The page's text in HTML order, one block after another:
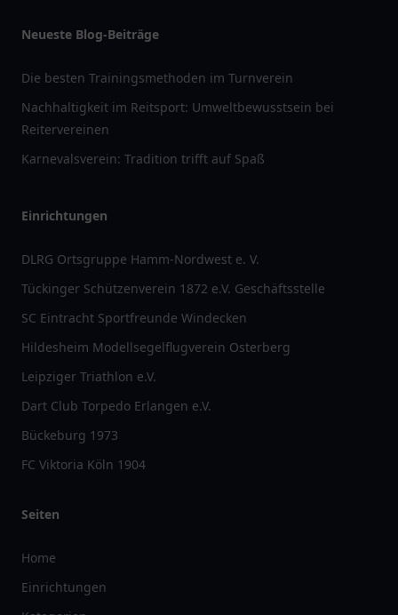
Neueste Blog-Beiträge
Die besten Trainingsmethoden im Turnverein
Nachhaltigkeit im Reitsport: Umweltbewusstsein bei
Reitervereinen
Karnevalsverein: Tradition trifft auf Spaß
Einrichtungen
DLRG Ortsgruppe Hamm-Nordwest e. V.
Tückinger Schützenverein 1872 e.V. Geschäftsstelle
SC Eintracht Sportfreunde Windecken
Hildesheim Modellsegelflugverein Osterberg
Leipziger Triathlon e.V.
Dart Club Torpedo Erlangen e.V.
Bückeburg 1973
FC Viktoria Köln 1904
Seiten
Home
Einrichtungen